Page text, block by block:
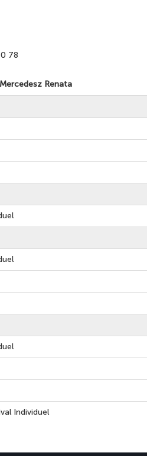
78
Renata
Individuel